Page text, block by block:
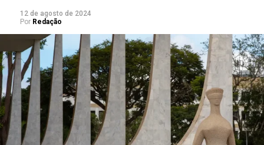
12 de agosto de 2024
Por Redação